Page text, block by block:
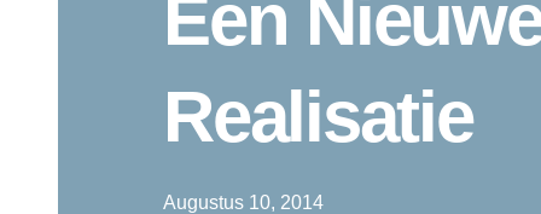
Een
Realisatie
Augustus 10, 2014